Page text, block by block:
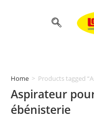
Home > Products tagged
Aspirateur
ébénisterie